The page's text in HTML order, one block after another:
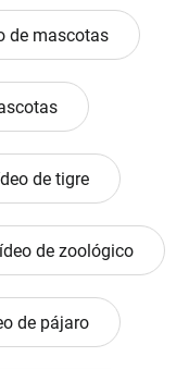
de mascotas
de tigre
de zoológico
de pájaro